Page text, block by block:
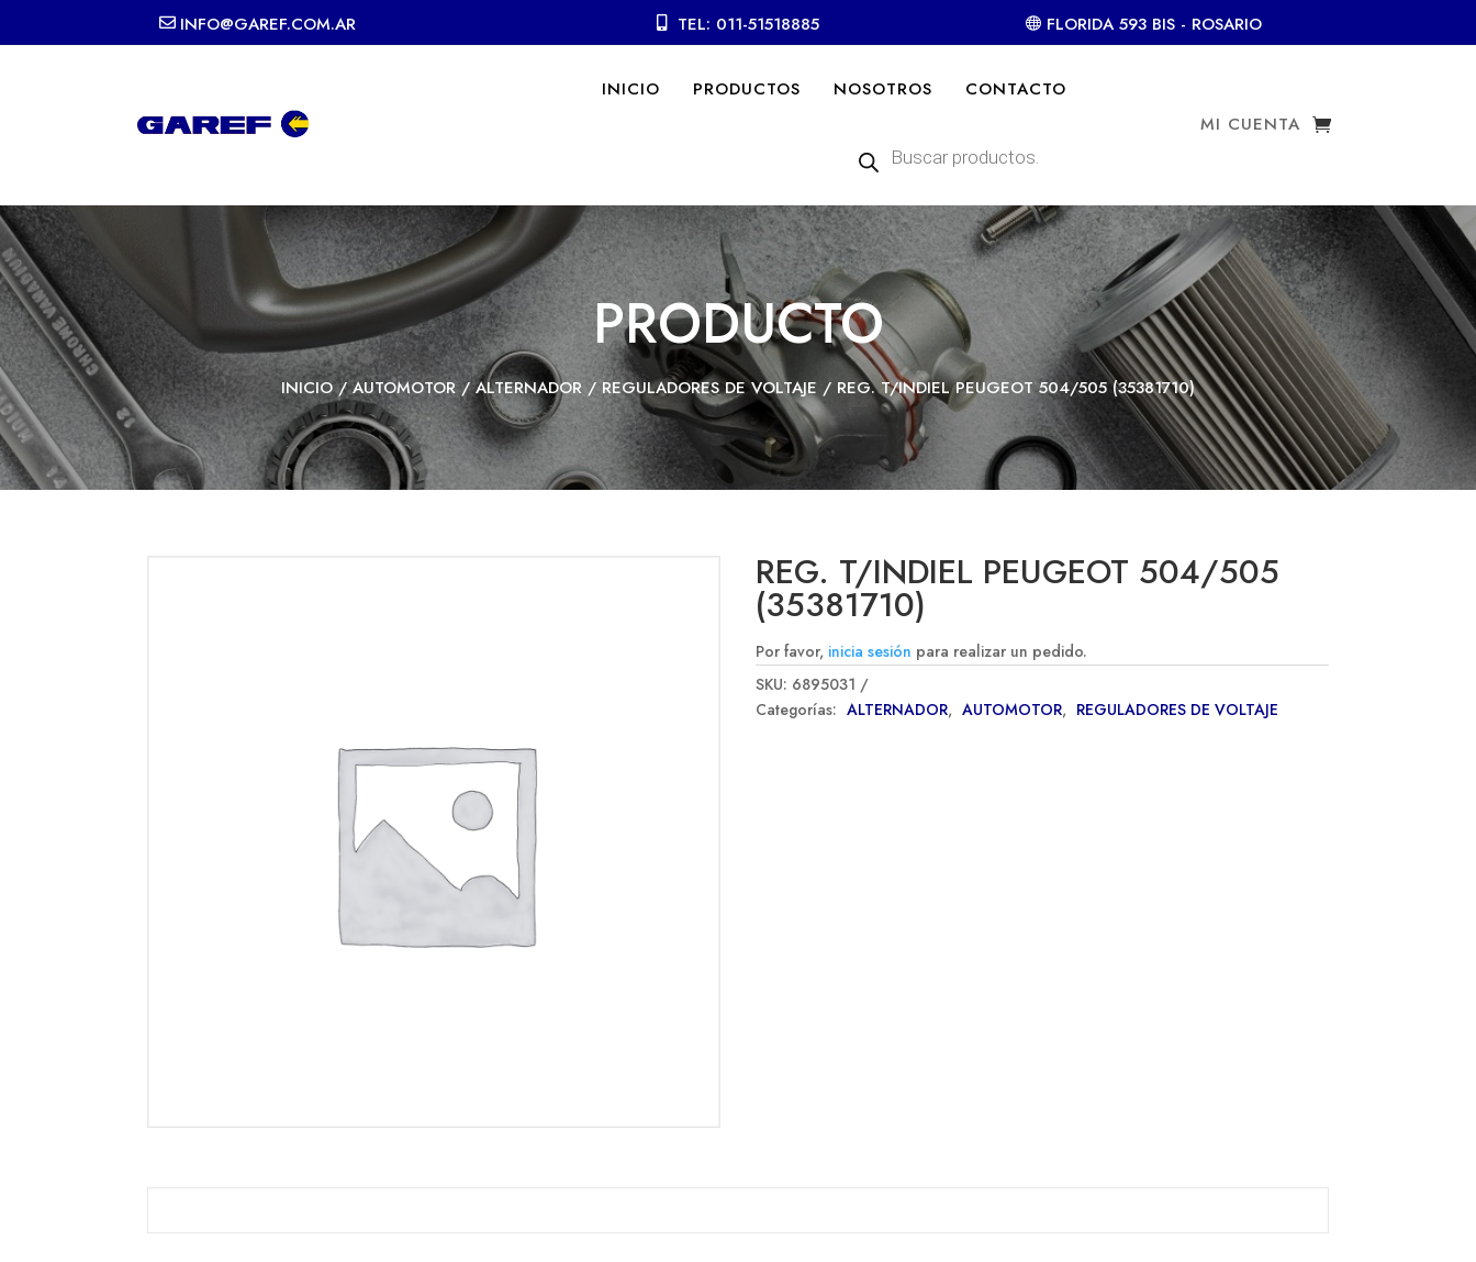
INFO@GAREF.COM.AR TEL: 011-51518885 FLORIDA 593 BIS - ROSARIO
INICIO PRODUCTOS NOSOTROS CONTACTO
productos
MI CUENTA
PRODUCTO
INICIO/AUTOMOTOR/ALTERNADOR /REGULADORES DE VOLTAJE / REG. T/INDIEL PEUGEOT 504/505 (35381710)
REG. T/INDIEL PEUGEOT 504/505
(35381710)
Por favor, inicia sesión para realizar un pedido.
SKU: 6895031
Categorías: ALTERNADOR, AUTOMOTOR, REGULADORES DE VOLTAJE